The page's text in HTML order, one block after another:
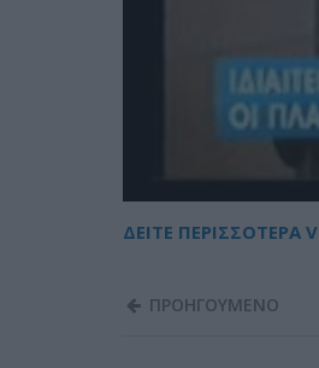
ΔΕΙΤΕ ΠΕΡΙΣΣΟΤΕΡΑ
ΠΡΟΗΓΟΥΜΕΝΟ